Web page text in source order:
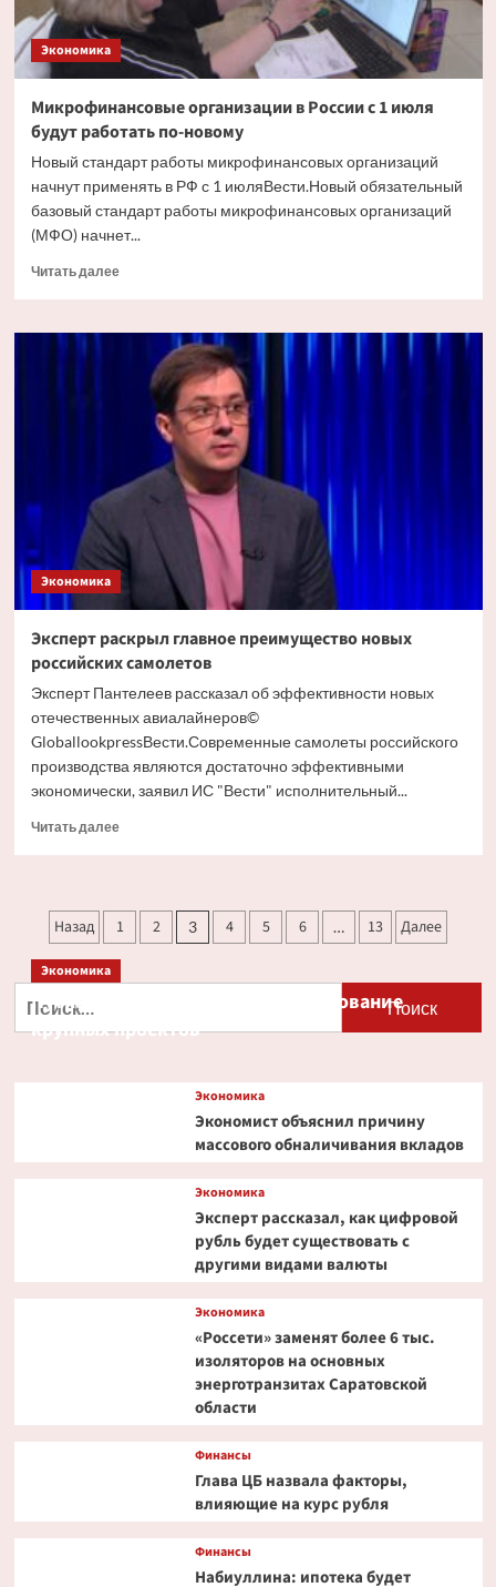
Экономика
Микрофинансовые организации в России с 1 июля
будут работать по-новому
Новый стандарт работы микрофинансовых организаций
начнут применять в РФ с 1 июляВести.Новый обязательный
базовый стандарт работы микрофинансовых организаций
(МФО) начнет...
Читать далееПрочитать
Микрофинансовые
организации
России
будут
работать
новому
Экономика
Эксперт раскрыл главное преимущество новых
российских самолетов
Эксперт Пантелеев рассказал об эффективности новых
отечественных авиалайнеров©
GloballookpressВести.Современные самолеты российского
производства являются достаточно эффективными
экономически, заявил ИС "Вести" исполнительный...
Читать далееПрочитать
раскрыл
главное
Пагинация
записей
Назад 1 2 3 4 5 6 … 13 Далее
Экономика
Путин и Костин обсудили кредитование
крупных проектов
Экономика
Экономист объяснил причину
массового обналичивания вкладов
Экономика
Эксперт рассказал, как цифровой
рубль будет существовать с
другими видами валюты
Экономика
«Россети» заменят более 6 тыс.
изоляторов на основных
энерготранзитах Саратовской
области
Финансы
Глава ЦБ назвала факторы,
влияющие на курс рубля
Финансы
Набиуллина: ипотека будет